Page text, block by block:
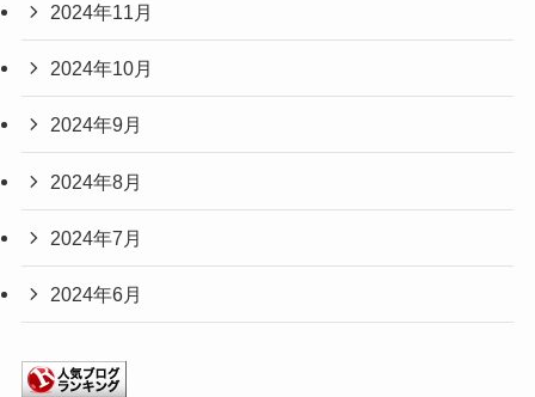
2024年11月
2024年10月
2024年9月
2024年8月
2024年7月
2024年6月